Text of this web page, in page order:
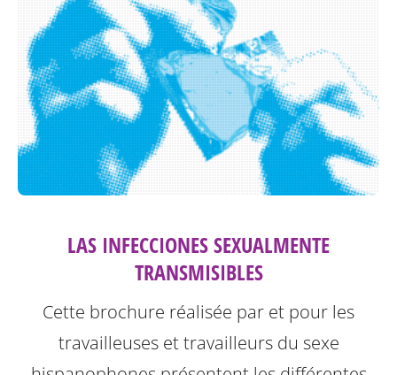
LAS INFECCIONES SEXUALMENTE
TRANSMISIBLES
Cette brochure réalisée par et pour les
travailleuses et travailleurs du sexe